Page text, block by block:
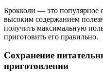
Брокколи — это популярное
высоким содержанием
получить максимальную
приготовить его правильно.
Сохранение
приготовлении